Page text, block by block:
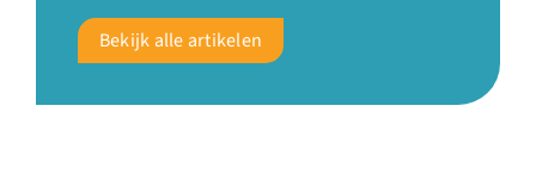
Bekijk alle artikelen